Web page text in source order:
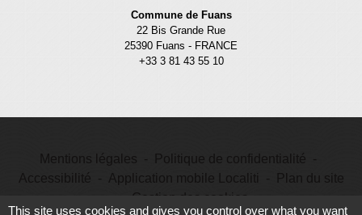
Commune de Fuans
22 Bis Grande Rue
25390 Fuans - FRANCE
+33 3 81 43 55 10
Mentions légales Politique de confidentialité
Accessibilité
Application mobile Localiti
Plan du site
Gestion des cookies
This site uses cookies and gives you control over what you want